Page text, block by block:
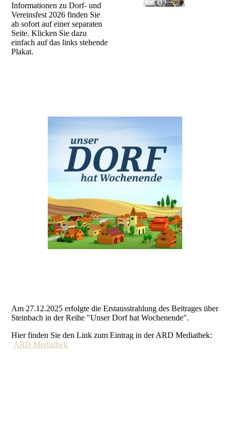
Informationen zu Dorf- und
Vereinsfest 2026 finden Sie
ab sofort auf einer separaten
Seite. Klicken Sie dazu
einfach auf das links stehende
Plakat.
Am 27.12.2025 erfolgte die Erstausstrahlung des Beitrages über
Steinbach in der Reihe "Unser Dorf hat Wochenende".
Hier finden Sie den Link zum Eintrag in der ARD Mediathek:
ARD Mediathek